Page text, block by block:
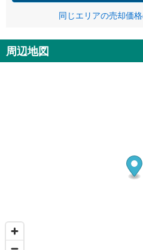
同じエリアの売却価
周辺地図